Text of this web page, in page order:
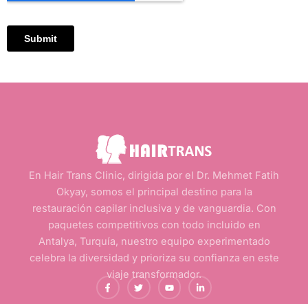
En Hair Trans Clinic, dirigida por el Dr. Mehmet Fatih
Okyay, somos el principal destino para la
restauración capilar inclusiva y de vanguardia. Con
paquetes competitivos con todo incluido en
Antalya, Turquía, nuestro equipo experimentado
celebra la diversidad y prioriza su confianza en este
viaje transformador.
f
a
c
G
o
r
Y
o
u
L
i
n